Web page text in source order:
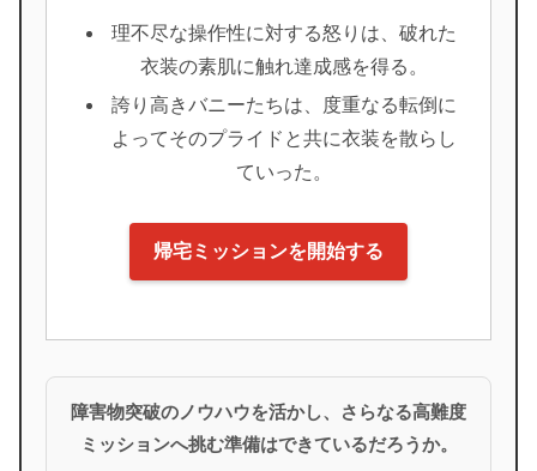
理不尽な操作性に対する怒りは、破れた
衣装の素肌に触れ達成感を得る。
誇り高きバニーたちは、度重なる転倒に
よってそのプライドと共に衣装を散らし
ていった。
帰宅ミッションを開始する
障害物突破のノウハウを活かし、さらなる高難度
ミッションへ挑む準備はできているだろうか。